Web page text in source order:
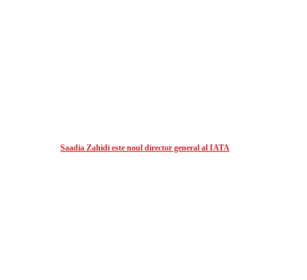
Saadia Zahidi este noul director general al IATA